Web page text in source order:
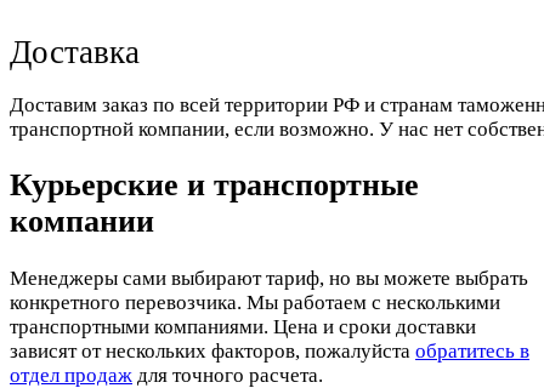
Доставка
Доставим заказ по всей территории РФ и странам
транспортной компании, если возможно. У нас нет
Курьерские и транспортные
компании
Менеджеры сами выбирают тариф, но вы можете выбрать
конкретного перевозчика. Мы работаем с несколькими
транспортными компаниями. Цена и сроки доставки
зависят от нескольких факторов, пожалуйста обратитесь в
отдел продаж для точного расчета.